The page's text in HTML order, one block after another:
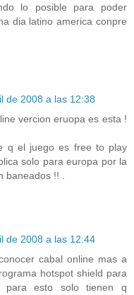
lo posible para poder
dia latino america conpre
de 2008 a las 12:38
vercion eruopa es esta !
q el juego es free to play
solo para europa por la
!! .
de 2008 a las 12:44
cabal online mas a
hotspot shield para
esto solo tienen q